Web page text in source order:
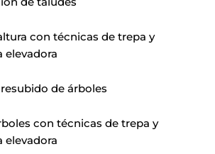
con técnicas de trepa y
elevadora
de árboles
con técnicas de trepa y
elevadora